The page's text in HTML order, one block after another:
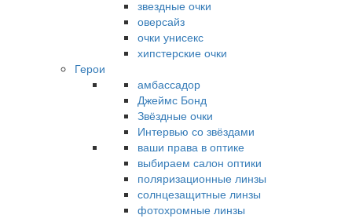
звездные очки
оверсайз
очки унисекс
хипстерские очки
Герои
амбассадор
Джеймс Бонд
Звёздные очки
Интервью со звёздами
ваши права в оптике
выбираем салон оптики
поляризационные линзы
солнцезащитные линзы
фотохромные линзы